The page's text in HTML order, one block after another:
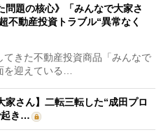
問題の核心》「みんなで大家さ
不動産投資トラブル“異常なく
きた不動産投資商品「みんなで
を迎えている…
家さん】二転三転した“成田プロ
起き…